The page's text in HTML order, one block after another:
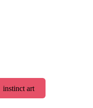
instinct art